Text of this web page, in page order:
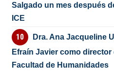
Salgado un mes después
ICE
Dra. Ana Jacqueline
Efraín Javier como
Facultad de Humanidades